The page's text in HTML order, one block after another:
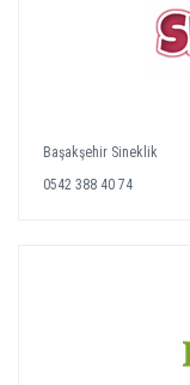
Başakşehir Sineklik
0542 388 40 74